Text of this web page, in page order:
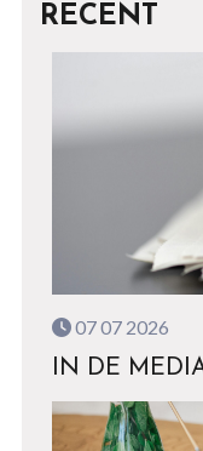
RECENT
07 07 2026
IN DE